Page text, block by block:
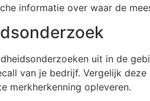
informatie over waar de
uit in de
van je bedrijf. Vergelijk
merkherkenning opleveren.